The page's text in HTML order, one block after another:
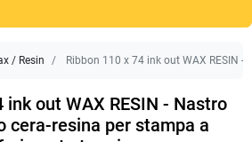
/ Resin Ribbon 110 x 74 ink out WAX RESIN
ink out WAX RESIN - Nastro
cera-resina per stampa a